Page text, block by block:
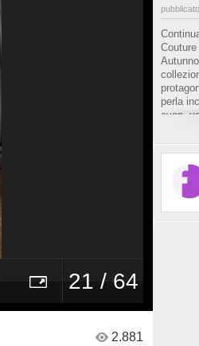
21 / 64
perla
cyan,
piume
Privé
2.881